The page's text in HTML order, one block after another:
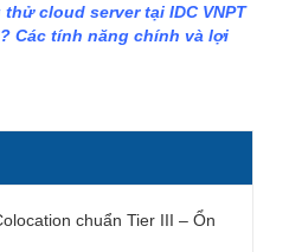
cloud server tại IDC VNPT
Các tính năng chính và lợi
chuẩn Tier III – Ổn